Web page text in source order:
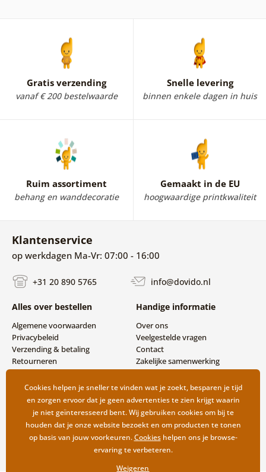
Gratis verzending
vanaf € 200 bestelwaarde
Snelle levering
binnen enkele dagen in huis
Ruim assortiment
behang en wanddecoratie
Gemaakt in de EU
hoogwaardige printkwaliteit
Klantenservice
op werkdagen Ma-Vr: 07:00 - 16:00
+31 20 890 5765 info@dovido.nl
Alles over bestellen
Algemene voorwaarden
Privacybeleid
Verzending & betaling
Retourneren
Handige informatie
Over ons
Veelgestelde vragen
Contact
Zakelijke samenwerking
Cookies helpen je sneller te vinden wat je zoekt, besparen je tijd
en zorgen ervoor dat je geen advertenties te zien krijgt waarin
je niet geïnteresseerd bent. Wij gebruiken cookies om bij te
houden dat je onze website bezoekt en om producten te tonen
op basis van jouw voorkeuren.Cookieshelpen ons je browse-
ervaring te verbeteren.
Weigeren